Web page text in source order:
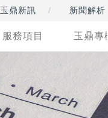
玉鼎新訊 新聞解析
服務項目 玉鼎專